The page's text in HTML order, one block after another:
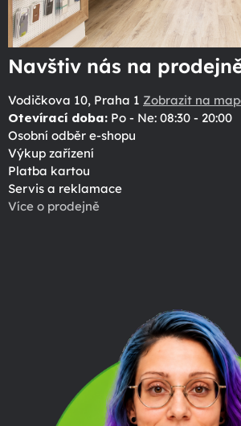
Navštiv nás na
Vodičkova 10, Praha 1 Zobrazit na
Otevírací doba: Po - Ne: 08:30 - 20:00
Osobní odběr e-shopu
Výkup zařízení
Platba kartou
Servis a reklamace
Více o prodejně